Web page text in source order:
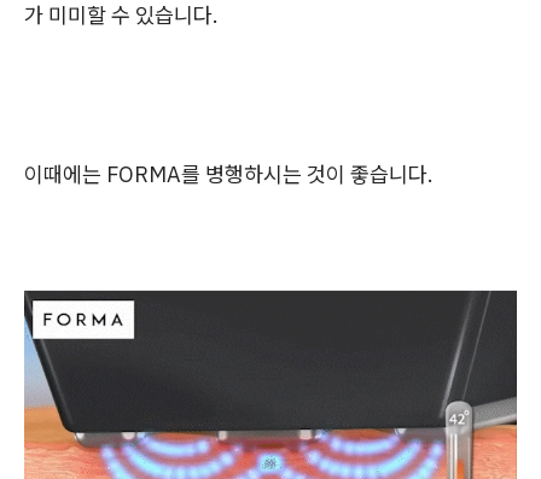
가 미미할 수 있습니다.
이때에는 FORMA를 병행하시는 것이 좋습니다.